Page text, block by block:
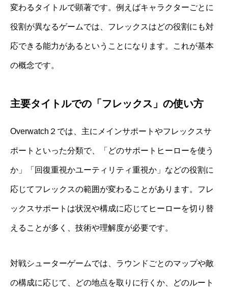
変わるタイトルで顕著です。例えばキャラクターごとに
役割が異なるゲームでは、フレックスはどの役割にも対
応できる能力があるということになります。これが基本
の概念です。
主要タイトルでの「フレックス」の使い方
Overwatch２では、主にメインサポートやフレックスサ
ポートといった分類で、「どのサポートヒーローを使う
か」「回復重視かユーティリティ重視か」などの役割に
応じてフレックスの範囲が変わることがあります。フレ
ックスサポートは状況や構成に応じてヒーローを切り替
えることが多く、技術や理解度が必要です。
対戦シューターゲームでは、ラウンドごとのマップや敵
の構成に応じて、どの地点を取りに行くか、どのルート